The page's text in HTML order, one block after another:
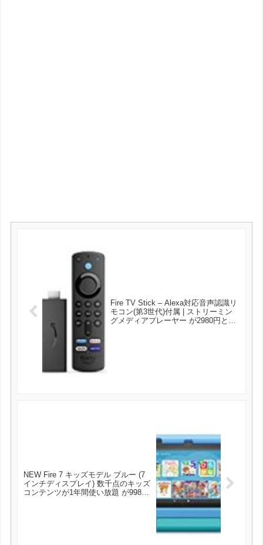
Fire TV Stick – Alexa対応音声認識リ
モコン(第3世代)付属 | ストリーミン
グメディアプレーヤー が2980円とお
NEW Fire 7 キッズモデル ブルー (7
インチディスプレイ) 数千点のキッズ
コンテンツが1年間使い放題 が9980